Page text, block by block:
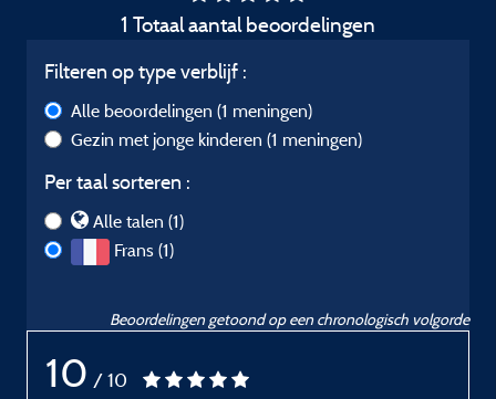
1 Totaal aantal beoordelingen
Filteren op type verblijf :
Alle beoordelingen (1 meningen)
Gezin met jonge kinderen (1 meningen)
Per taal sorteren :
Alle talen (1)
Frans (1)
Beoordelingen getoond op een chronologisch volgorde
10 / 10